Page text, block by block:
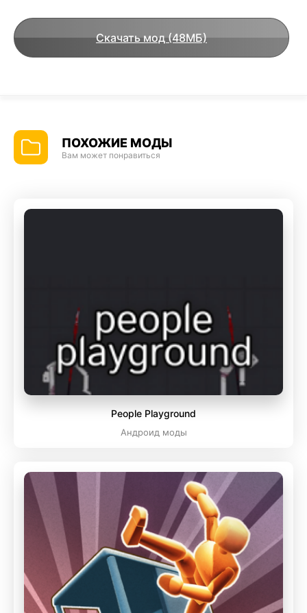
Скачать мод (48МБ)
ПОХОЖИЕ МОДЫ
Вам может понравиться
People Playground
Андроид моды